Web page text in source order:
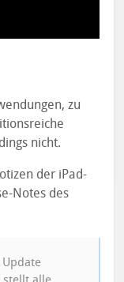
zu
nicht.
der iPad-
Notes des